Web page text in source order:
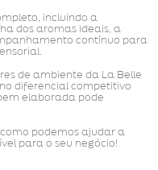
incluindo a
dos aromas ideais, a
contínuo para
de ambiente da La Belle
diferencial competitivo
elaborada pode
podemos ajudar a
para o seu negócio!